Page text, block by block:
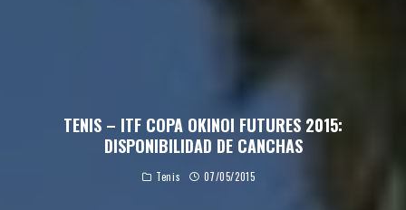
TENIS – ITF COPA OKINOI FUTURES 2015:
DISPONIBILIDAD DE CANCHAS
Tenis 07/05/2015